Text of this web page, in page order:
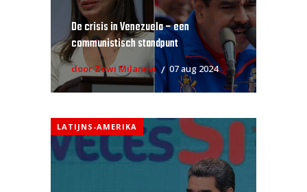
De crisis in Venezuela – een
communistisch standpunt
door Zowi Milanovi 07 aug 2024
LATIJNS-AMERIKA